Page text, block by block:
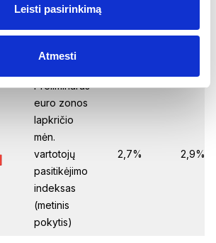
Leisti pasirinkimą
Atmesti
praėjusią
savaitę
Preliminarus
euro zonos
lapkričio
mėn.
vartotojų
pasitikėjimo
indeksas
(metinis
pokytis)
2,7% 2,9%